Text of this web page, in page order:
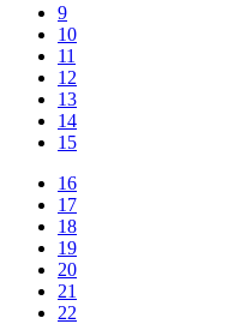
9
10
11
12
13
14
15
16
17
18
19
20
21
22